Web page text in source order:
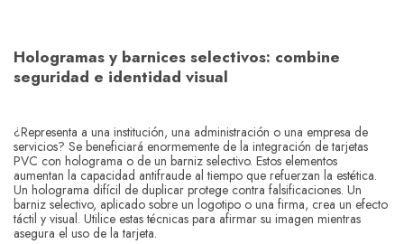
Hologramas y barnices selectivos: combine
seguridad e identidad visual
¿Representa a una institución, una administración o una empresa de
servicios? Se beneficiará enormemente de la integración de tarjetas
PVC con holograma o de un barniz selectivo. Estos elementos
aumentan la capacidad antifraude al tiempo que refuerzan la estética.
Un holograma difícil de duplicar protege contra falsificaciones. Un
barniz selectivo, aplicado sobre un logotipo o una firma, crea un efecto
táctil y visual. Utilice estas técnicas para afirmar su imagen mientras
asegura el uso de la tarjeta.